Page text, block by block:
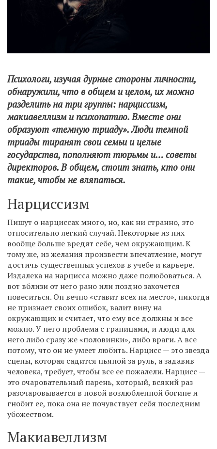
Психологи, изучая дурные стороны личности,
обнаружили, что в общем и целом, их можно
разделить на три группы: нарциссизм,
макиавеллизм и психопатию. Вместе они
образуют «темную триаду». Люди темной
триады тиранят свои семьи и целые
государства, пополняют тюрьмы и… советы
директоров. В общем, стоит знать, кто они
такие, чтобы не вляпаться.
Нарциссизм
Пишут о нарциссах много, но, как ни странно, это
относительно легкий случай. Некоторые из них
вообще больше вредят себе, чем окружающим. К
тому же, из желания произвести впечатление, могут
достичь существенных успехов в учебе и карьере.
Издалека на нарцисса можно даже полюбоваться. А
вот вблизи от него рано или поздно захочется
повеситься. Он вечно «ставит всех на место», никогда
не признает своих ошибок, валит вину на
окружающих и считает, что ему все должны и все
можно. У него проблема с границами, и люди для
него либо сразу же «половинки», либо враги. А все
потому, что он не умеет любить. Нарцисс — это звезда
сцены, которая садится пьяной за руль, а задавив
человека, требует, чтобы все ее пожалели. Нарцисс —
это очаровательный парень, который, всякий раз
разочаровывается в новой возлюбленной богине и
гнобит ее, пока она не почувствует себя последним
убожеством.
Макиавеллизм